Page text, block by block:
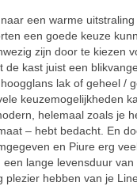
een warme
een goede keuze
zijn door te kiezen
de kast juist een
lak of geheel /
keuzemogelijkheden
helemaal zoals je
– hebt bedacht. En
en Piure erg
een lange levensduur
plezier hebben van je